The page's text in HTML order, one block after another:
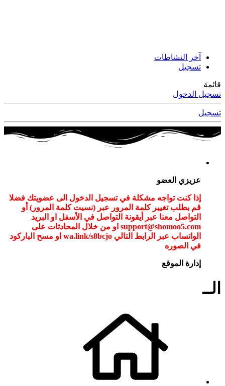
آخر النشاطات
تسجيل
قائمة
تسجيل الدخول
تسجيل
عزيزي العضو
إذا كنت تواجه مشكلة في تسجيل الدخول الى عضويتك فضلا
قم بطلب تغيير كلمة المرور عبر (نسيت كلمة المرور) أو
التواصل معنا عبر أيقونة التواصل في الأسفل او البريد
support@shomoo5.com او من خلال المحادثات على
الواتساب عبر الرابط التالي wa.link/s8bcjo او مسح الباركود
في الصوره
إدارة الموقع
الــ